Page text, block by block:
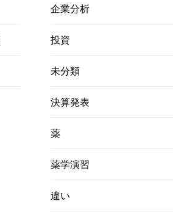
企業分析
投資
未分類
決算発表
薬
薬学演習
違い